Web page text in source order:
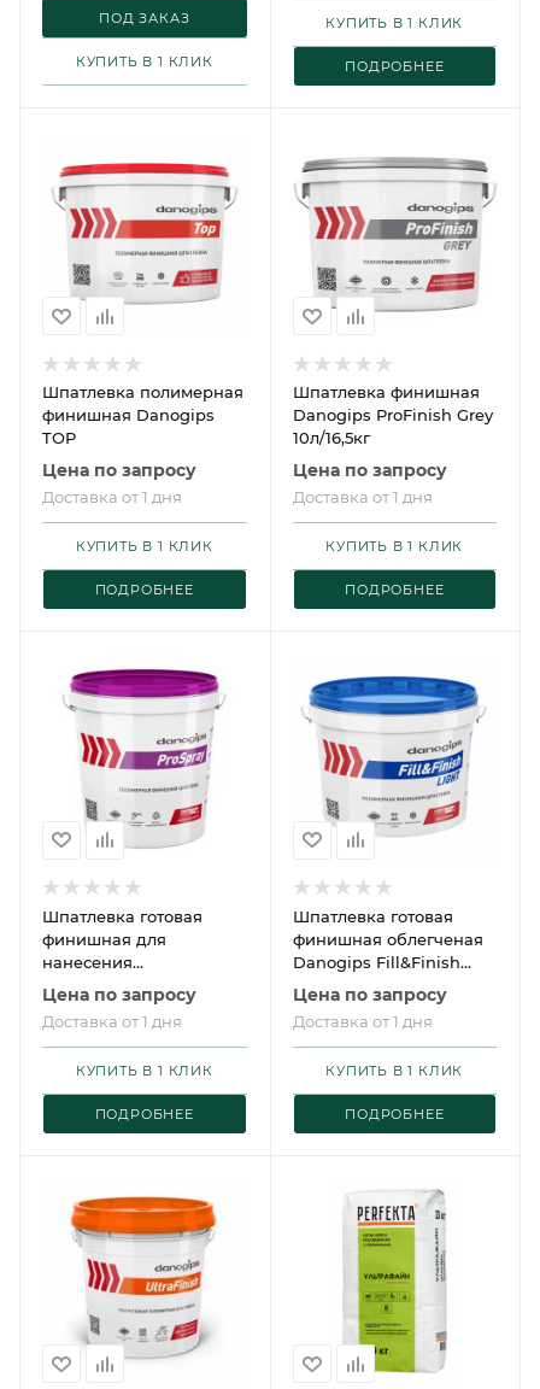
ПОД ЗАКАЗ
КУПИТЬ В 1 КЛИК ПОДРОБНЕЕ
КУПИТЬ В 1 КЛИК
Шпатлевка полимерная
финишная Danogips
TOP
Цена по запросу
Доставка от 1 дня
ПОДРОБНЕЕ
КУПИТЬ В 1 КЛИК
Шпатлевка финишная
Danogips ProFinish Grey
10л/16,5кг
Цена по запросу
Доставка от 1 дня
ПОДРОБНЕЕ
КУПИТЬ В 1 КЛИК
Шпатлевка готовая
финишная для
нанесения
распылителем Danogips
ProSpray 15л/25кг
Цена по запросу
Доставка от 1 дня
ПОДРОБНЕЕ
КУПИТЬ В 1 КЛИК
Шпатлевка готовая
финишная облегченая
Danogips Fill&Finish
Light 10л/12,3кг
Цена по запросу
Доставка от 1 дня
ПОДРОБНЕЕ
КУПИТЬ В 1 КЛИК